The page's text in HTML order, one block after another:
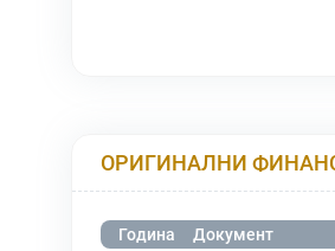
ОРИГИНАЛНИ
Година
Документ